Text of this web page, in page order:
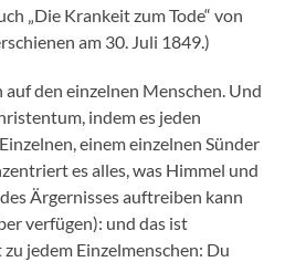
„Die Krankeit zum Tode“ von
am 30. Juli 1849.)
den einzelnen Menschen. Und
indem es jeden
einem einzelnen Sünder
es alles, was Himmel und
Ärgernisses auftreiben kann
verfügen): und das ist
jedem Einzelmenschen: Du